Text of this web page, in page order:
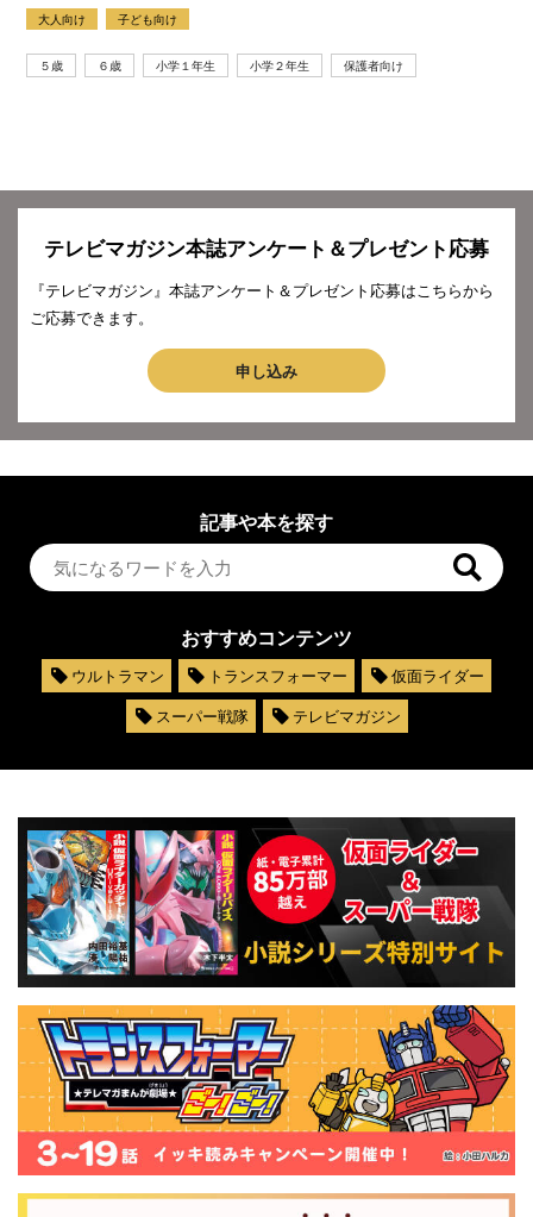
大人向け 子ども向け
５歳 ６歳 小学１年生 小学２年生 保護者向け
テレビマガジン本誌アンケート＆プレゼント応募
『テレビマガジン』本誌アンケート＆プレゼント応募はこちらから
ご応募できます。
申し込み
記事や本を探す
おすすめコンテンツ
ウルトラマン トランスフォーマー
仮面ライダー
スーパー戦隊
テレビマガジン